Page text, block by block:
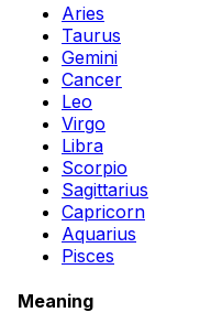
Aries
Taurus
Gemini
Cancer
Leo
Virgo
Libra
Scorpio
Sagittarius
Capricorn
Aquarius
Pisces
Meaning